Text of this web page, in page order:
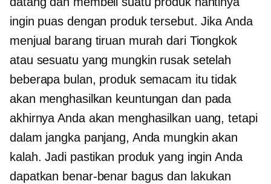
ingin puas dengan produk tersebut. Jika Anda
menjual barang tiruan murah dari Tiongkok
atau sesuatu yang mungkin rusak setelah
beberapa bulan, produk semacam itu tidak
akan menghasilkan keuntungan dan pada
akhirnya Anda akan menghasilkan uang, tetapi
dalam jangka panjang, Anda mungkin akan
kalah. Jadi pastikan produk yang ingin Anda
dapatkan benar-benar bagus dan lakukan